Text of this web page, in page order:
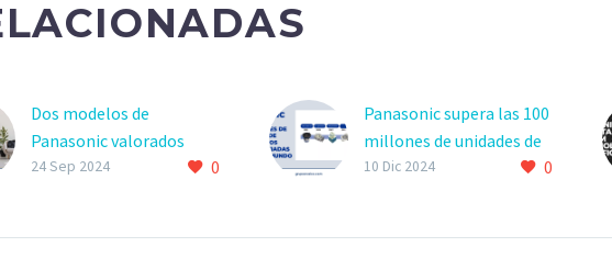
Dos modelos de
Panasonic valorados
como los mejores aires 0
24 Sep 2024
Panasonic supera las 100
millones de unidades de
dispositivos nanoe
0
10 Dic 2024